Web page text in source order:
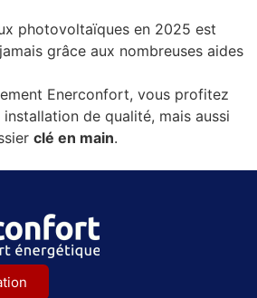
photovoltaïques en 2025 est
grâce aux nombreuses aides
Enerconfort, vous profitez
installation de qualité, mais aussi
clé en main.